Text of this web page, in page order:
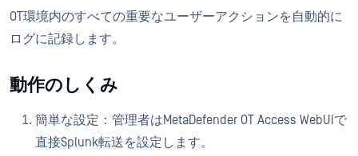
OT環境内のすべての重要なユーザーアクションを自動的に
ログに記録します。
動作のしくみ
簡単な設定：管理者はMetaDefender OT Access WebUIで
直接Splunk転送を設定します。